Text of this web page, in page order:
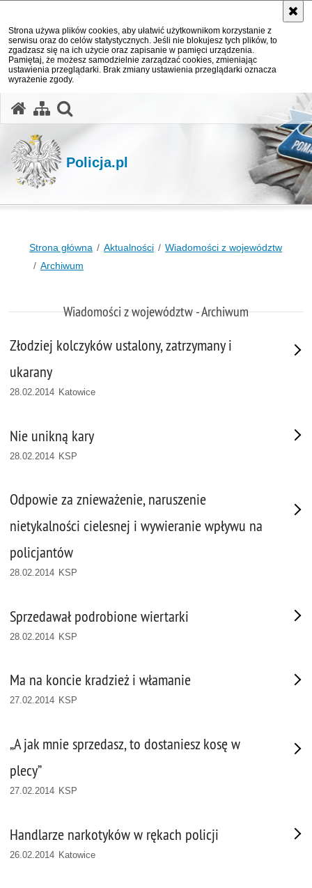
Strona używa plików cookies, aby ułatwić użytkownikom korzystanie z
serwisu oraz do celów statystycznych. Jeśli nie blokujesz tych plików, to
zgadzasz się na ich użycie oraz zapisanie w pamięci urządzenia.
Pamiętaj, że możesz samodzielnie zarządzać cookies, zmieniając
ustawienia przeglądarki. Brak zmiany ustawienia przeglądarki oznacza
wyrażenie zgody.
Policja.pl
Strona główna Aktualności
Wiadomości z województw
Archiwum
Wiadomości z województw - Archiwum
Złodziej kolczyków ustalony, zatrzymany i
ukarany
28.02.2014 Katowice
Nie unikną kary
28.02.2014 KSP
Odpowie za znieważenie, naruszenie
nietykalności cielesnej i wywieranie wpływu na
policjantów
28.02.2014 KSP
Sprzedawał podrobione wiertarki
28.02.2014 KSP
Ma na koncie kradzież i włamanie
27.02.2014 KSP
„A jak mnie sprzedasz, to dostaniesz kosę w
plecy”
27.02.2014 KSP
Handlarze narkotyków w rękach policji
26.02.2014 Katowice